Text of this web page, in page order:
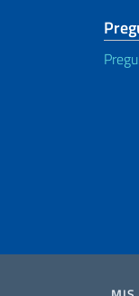
2026 Derechos de